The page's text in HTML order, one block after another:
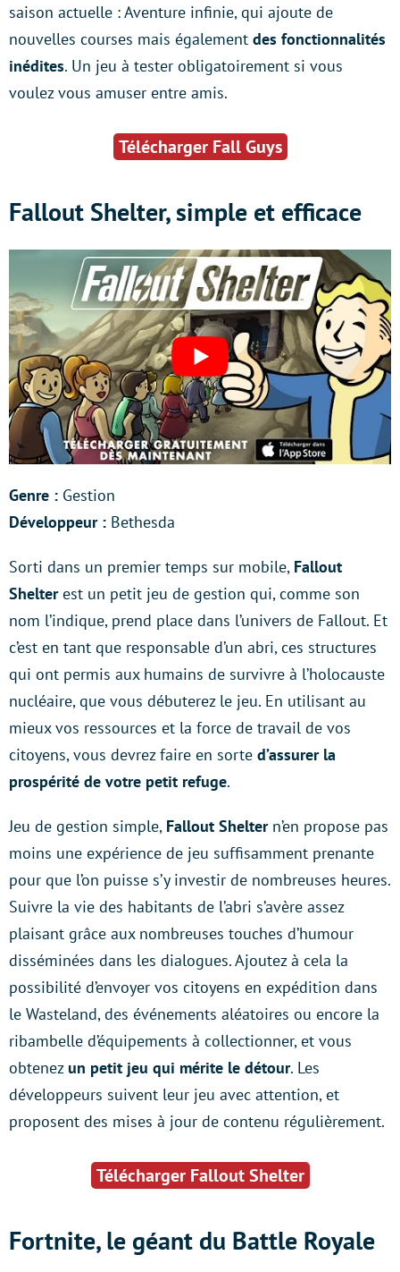
saison actuelle : Aventure infinie, qui ajoute de
nouvelles courses mais également des fonctionnalités
inédites. Un jeu à tester obligatoirement si vous
voulez vous amuser entre amis.
Télécharger Fall Guys
Fallout Shelter, simple et efficace
Genre : Gestion
Développeur : Bethesda
Sorti dans un premier temps sur mobile, Fallout
Shelterest un petit jeu de gestion qui, comme son
nom l’indique, prend place dans l’univers de Fallout. Et
c’est en tant que responsable d’un abri, ces structures
qui ont permis aux humains de survivre à l’holocauste
nucléaire, que vous débuterez le jeu. En utilisant au
mieux vos ressources et la force de travail de vos
citoyens, vous devrez faire en sorte d’assurer la
prospérité de votre petit refuge.
Jeu de gestion simple, Fallout Shelter n’en propose pas
moins une expérience de jeu suffisamment prenante
pour que l’on puisse s’y investir de nombreuses heures.
Suivre la vie des habitants de l’abri s’avère assez
plaisant grâce aux nombreuses touches d’humour
disséminées dans les dialogues. Ajoutez à cela la
possibilité d’envoyer vos citoyens en expédition dans
le Wasteland, des événements aléatoires ou encore la
ribambelle d’équipements à collectionner, et vous
obtenez un petit jeu qui mérite le détour. Les
développeurs suivent leur jeu avec attention, et
proposent des mises à jour de contenu régulièrement.
Télécharger Fallout Shelter
Fortnite, le géant du Battle Royale